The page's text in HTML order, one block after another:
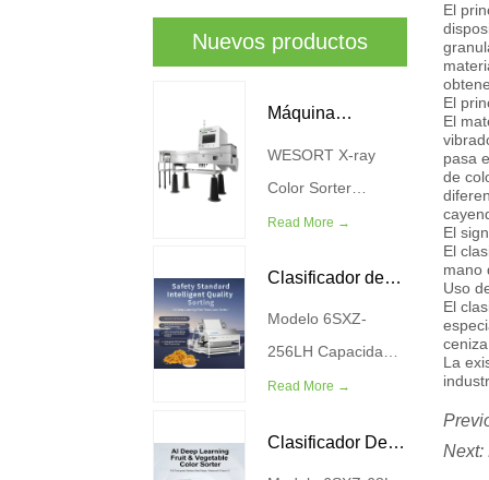
Nuevos productos
Máquina
Clasificadora De
WESORT X-ray
Color Sorter
Machine combina
avanzada de
imágenes de rayos
X con Algoritmos de
aprendizaje
proporcionar una
Read More →
Clasificador de
color de hilo
dental para carne
profundo de IA
Modelo 6SXZ-
256LH Capacidad
(KG/H) 200-300
4.5 Presión de la
Read More →
Clasificador De
El
El
El
pasa
de
El
El
mano
Uso
El
La
Next: